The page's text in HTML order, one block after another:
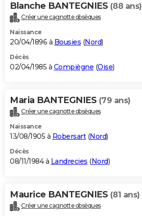
Blanche BANTEGNIES (88 ans)
Créer une cagnotte obsèques
Naissance
20/04/1896 à Bousies (Nord)
Décès
02/04/1985 à Compiègne (Oise)
Maria BANTEGNIES (79 ans)
Créer une cagnotte obsèques
Naissance
13/08/1905 à Robersart(Nord)
Décès
08/11/1984 à Landrecies (Nord)
Maurice BANTEGNIES (81 ans)
Créer une cagnotte obsèques